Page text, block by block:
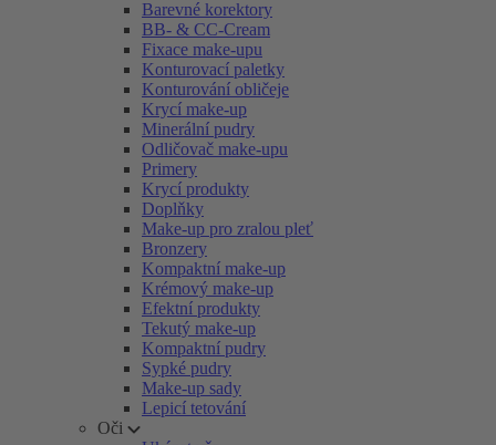
Barevné korektory
BB- & CC-Cream
Fixace make-upu
Konturovací paletky
Konturování obličeje
Krycí make-up
Minerální pudry
Odličovač make-upu
Primery
Krycí produkty
Doplňky
Make-up pro zralou pleť
Bronzery
Kompaktní make-up
Krémový make-up
Efektní produkty
Tekutý make-up
Kompaktní pudry
Sypké pudry
Make-up sady
Lepicí tetování
Oči